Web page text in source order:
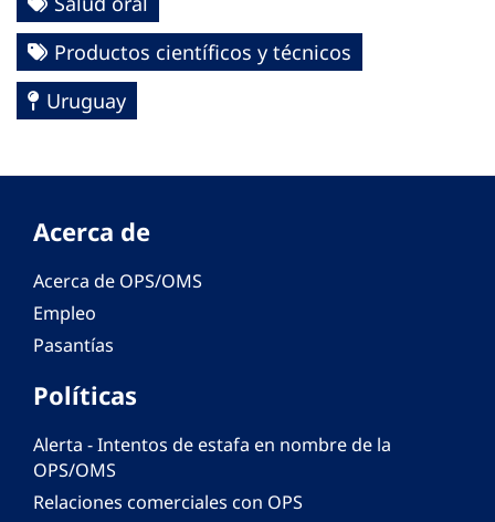
Productos científicos y técnicos
Uruguay
Acerca de
Acerca de OPS/OMS
Empleo
Pasantías
Políticas
Alerta - Intentos de estafa en nombre de la
OPS/OMS
Relaciones comerciales con OPS